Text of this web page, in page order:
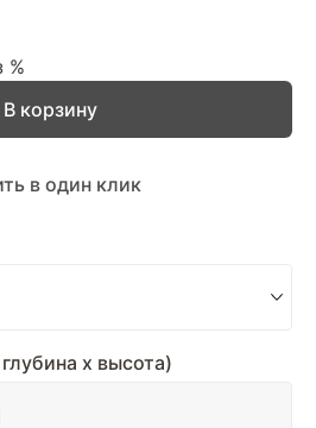
%
х высота)
В корзину
в один клик